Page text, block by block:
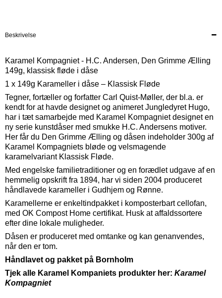
Beskrivelse
Karamel Kompagniet - H.C. Andersen, Den Grimme Ælling
149g, klassisk fløde i dåse
1 x 149g Karameller i dåse – Klassisk Fløde
Tegner, fortæller og forfatter Carl Quist-Møller, der bl.a. er
kendt for at havde designet og animeret Jungledyret Hugo,
har i tæt samarbejde med Karamel Kompagniet designet en
ny serie kunstdåser med smukke H.C. Andersens motiver.
Her får du Den Grimme Ælling og dåsen indeholder 300g af
Karamel Kompagniets bløde og velsmagende
karamelvariant Klassisk Fløde.
Med engelske familietraditioner og en forædlet udgave af en
hemmelig opskrift fra 1894, har vi siden 2004 produceret
håndlavede karameller i Gudhjem og Rønne.
Karamellerne er enkeltindpakket i komposterbart cellofan,
med OK Compost Home certifikat. Husk at affaldssortere
efter dine lokale muligheder.
Dåsen er produceret med omtanke og kan genanvendes,
når den er tom.
Håndlavet og pakket på Bornholm
Tjek alle Karamel Kompaniets produkter her: Karamel
Kompagniet